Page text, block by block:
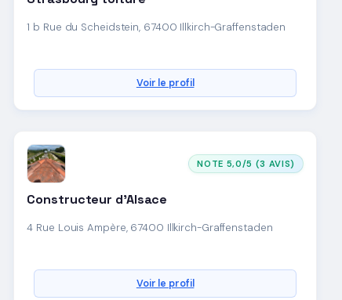
1 b Rue du Scheidstein, 67400 Illkirch-Graffenstaden
Voir le profil
NOTE 5,0/5 (3 AVIS)
Constructeur d'Alsace
4 Rue Louis Ampère, 67400 Illkirch-Graffenstaden
Voir le profil